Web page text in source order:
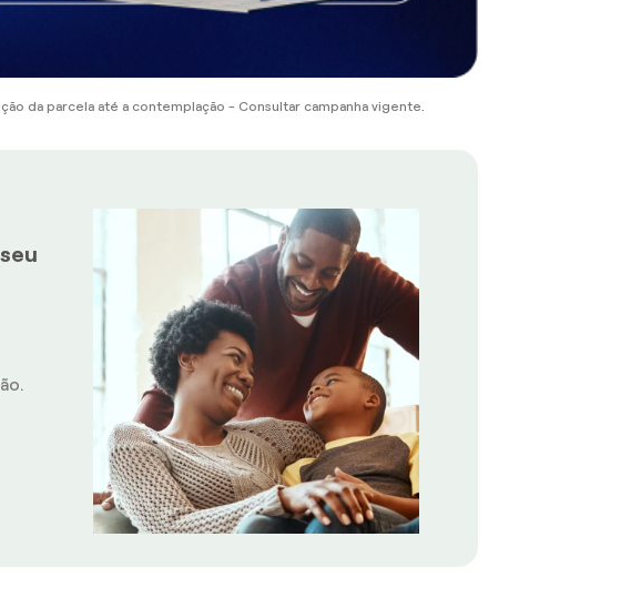
da parcela até a contemplação - Consultar campanha vigente.